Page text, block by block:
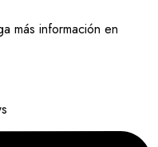
más información en